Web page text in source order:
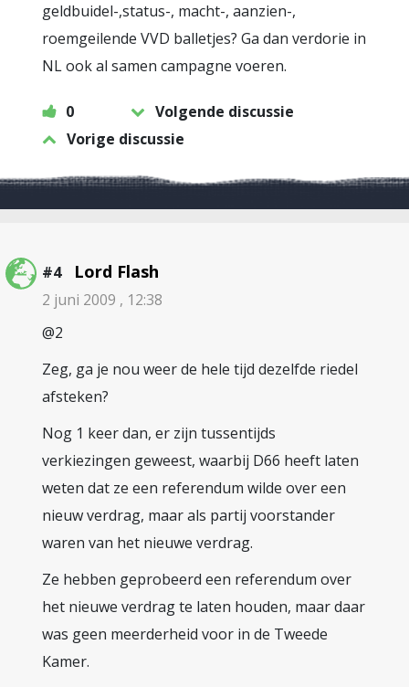
geldbuidel-,status-, macht-, aanzien-,
roemgeilende VVD balletjes? Ga dan verdorie in
NL ook al samen campagne voeren.
0
Volgende discussie
Vorige discussie
#4 Lord Flash
2 juni 2009 , 12:38
@2
Zeg, ga je nou weer de hele tijd dezelfde riedel
afsteken?
Nog 1 keer dan, er zijn tussentijds
verkiezingen geweest, waarbij D66 heeft laten
weten dat ze een referendum wilde over een
nieuw verdrag, maar als partij voorstander
waren van het nieuwe verdrag.
Ze hebben geprobeerd een referendum over
het nieuwe verdrag te laten houden, maar daar
was geen meerderheid voor in de Tweede
Kamer.